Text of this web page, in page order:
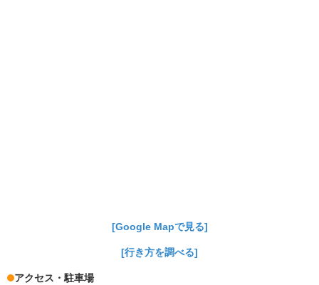
[Google Mapで見る]
[行き方を調べる]
アクセス・駐車場